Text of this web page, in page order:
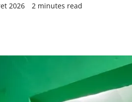
2026 2 minutes read